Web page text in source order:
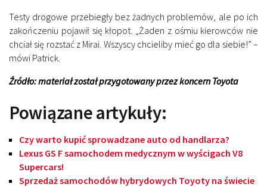
Testy drogowe przebiegły bez żadnych problemów, ale po ich
zakończeniu pojawił się kłopot. „Żaden z ośmiu kierowców nie
chciał się rozstać z Mirai. Wszyscy chcieliby mieć go dla siebie!” –
mówi Patrick.
Źródło: materiał został przygotowany przez koncern Toyota
Powiązane artykuły:
Czy warto kupić sprowadzane auto od handlarza?
Lexus GS F samochodem medycznym w wyścigach V8
Supercars!
Sprzedaż samochodów hybrydowych Toyoty na świecie